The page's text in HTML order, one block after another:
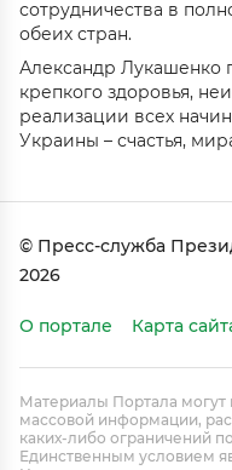
сотрудничества в
обеих стран.
Александр
крепкого здоровья,
реализации всех
Украины – счастья,
© Пресс-служба
2026
О портале Карта
Материалы Портала могут
массовой информации,
каких-либо ограничений
Единственным условием